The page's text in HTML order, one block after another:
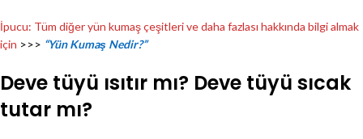
İpucu: Tüm diğer yün kumaş çeşitleri ve daha fazlası hakkında bilgi almak
için >>> “Yün Kumaş Nedir?”
Deve tüyü ısıtır mı? Deve tüyü sıcak
tutar mı?